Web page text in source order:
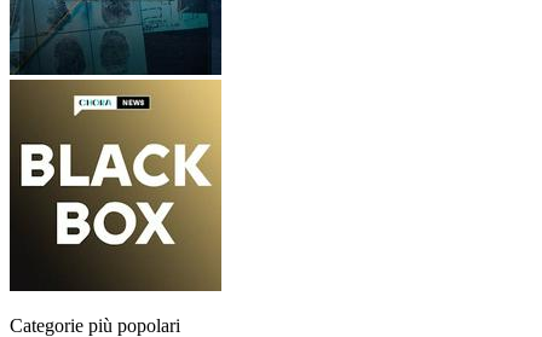
Categorie più popolari